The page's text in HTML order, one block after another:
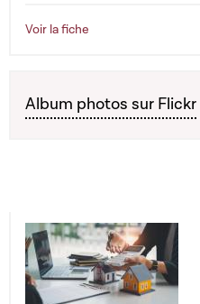
Voir la fiche
Album photos sur Flickr